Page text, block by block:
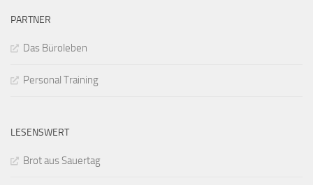
PARTNER
Das Büroleben
Personal Training
LESENSWERT
Brot aus Sauertag